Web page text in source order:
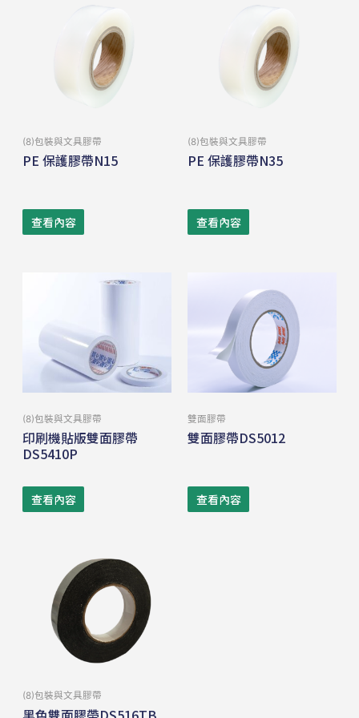
(8)包裝與⽂具膠帶
PE 保護膠帶N15
查看內容
(8)包裝與⽂具膠帶
PE 保護膠帶N35
查看內容
(8)包裝與⽂具膠帶
印刷機貼版雙面膠帶
DS5410P
查看內容
雙⾯膠帶
雙面膠帶DS5012
查看內容
(8)包裝與⽂具膠帶